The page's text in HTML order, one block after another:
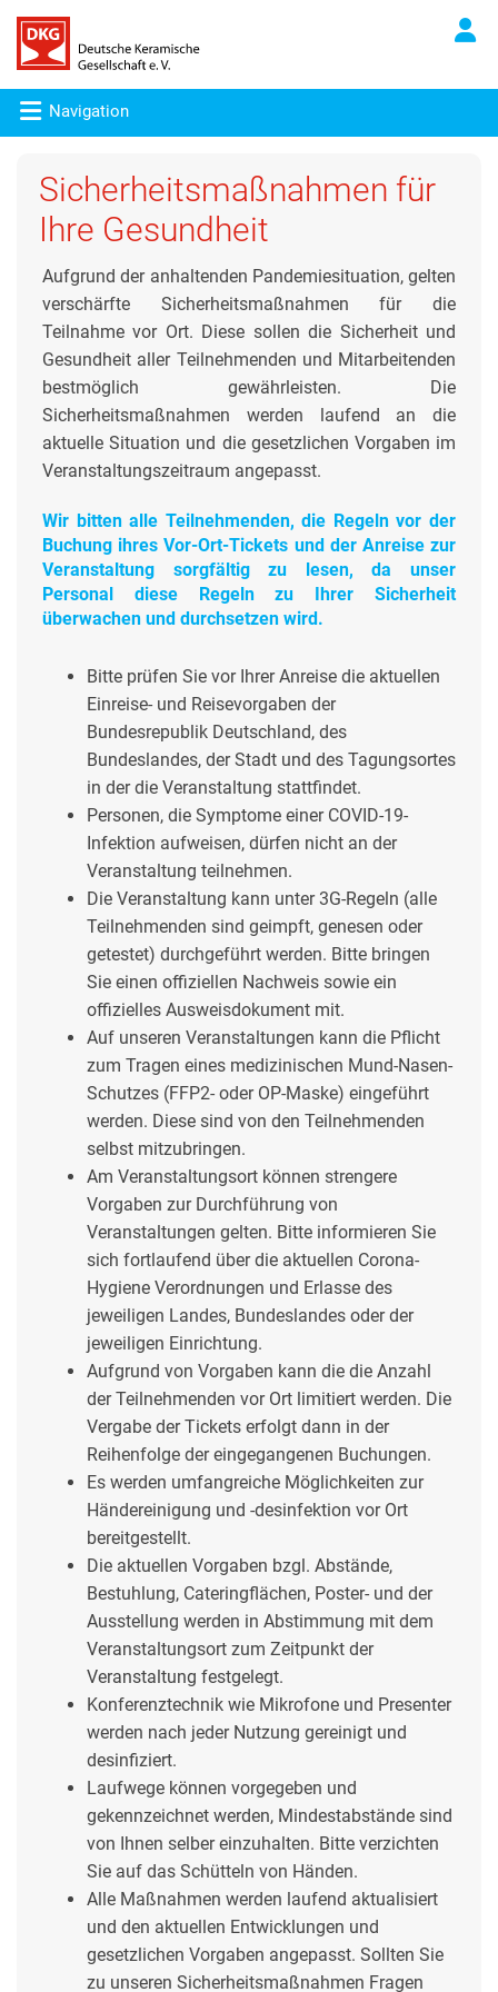
Navigation
Sicherheitsmaßnahmen für
Ihre Gesundheit
Aufgrund der anhaltenden Pandemiesituation, gelten
verschärfte Sicherheitsmaßnahmen für die
Teilnahme vor Ort. Diese sollen die Sicherheit und
Gesundheit aller Teilnehmenden und Mitarbeitenden
bestmöglich gewährleisten. Die
Sicherheitsmaßnahmen werden laufend an die
aktuelle Situation und die gesetzlichen Vorgaben im
Veranstaltungszeitraum angepasst.
Wir bitten alle Teilnehmenden, die Regeln vor der
Buchung ihres Vor-Ort-Tickets und der Anreise zur
Veranstaltung sorgfältig zu lesen, da unser
Personal diese Regeln zu Ihrer Sicherheit
überwachen und durchsetzen wird.
Bitte prüfen Sie vor Ihrer Anreise die aktuellen
Einreise- und Reisevorgaben der
Bundesrepublik Deutschland, des
Bundeslandes, der Stadt und des Tagungsortes
in der die Veranstaltung stattfindet.
Personen, die Symptome einer COVID-19-
Infektion aufweisen, dürfen nicht an der
Veranstaltung teilnehmen.
Die Veranstaltung kann unter 3G-Regeln (alle
Teilnehmenden sind geimpft, genesen oder
getestet) durchgeführt werden. Bitte bringen
Sie einen offiziellen Nachweis sowie ein
offizielles Ausweisdokument mit.
Auf unseren Veranstaltungen kann die Pflicht
zum Tragen eines medizinischen Mund-Nasen-
Schutzes (FFP2- oder OP-Maske) eingeführt
werden. Diese sind von den Teilnehmenden
selbst mitzubringen.
Am Veranstaltungsort können strengere
Vorgaben zur Durchführung von
Veranstaltungen gelten. Bitte informieren Sie
sich fortlaufend über die aktuellen Corona-
Hygiene Verordnungen und Erlasse des
jeweiligen Landes, Bundeslandes oder der
jeweiligen Einrichtung.
Aufgrund von Vorgaben kann die die Anzahl
der Teilnehmenden vor Ort limitiert werden. Die
Vergabe der Tickets erfolgt dann in der
Reihenfolge der eingegangenen Buchungen.
Es werden umfangreiche Möglichkeiten zur
Händereinigung und -desinfektion vor Ort
bereitgestellt.
Die aktuellen Vorgaben bzgl. Abstände,
Bestuhlung, Cateringflächen, Poster- und der
Ausstellung werden in Abstimmung mit dem
Veranstaltungsort zum Zeitpunkt der
Veranstaltung festgelegt.
Konferenztechnik wie Mikrofone und Presenter
werden nach jeder Nutzung gereinigt und
desinfiziert.
Laufwege können vorgegeben und
gekennzeichnet werden, Mindestabstände sind
von Ihnen selber einzuhalten. Bitte verzichten
Sie auf das Schütteln von Händen.
Alle Maßnahmen werden laufend aktualisiert
und den aktuellen Entwicklungen und
gesetzlichen Vorgaben angepasst. Sollten Sie
zu unseren Sicherheitsmaßnahmen Fragen